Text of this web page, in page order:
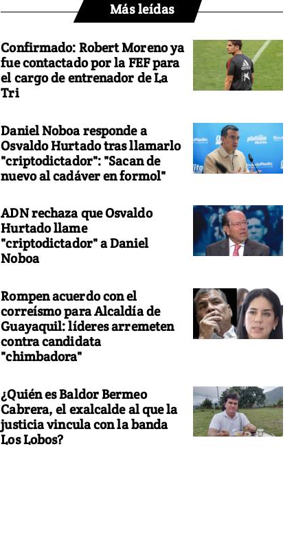
Más leídas
Confirmado: Robert Moreno ya
fue contactado por la FEF para
el cargo de entrenador de La
Tri
Daniel Noboa responde a
Osvaldo Hurtado tras llamarlo
"criptodictador": "Sacan de
nuevo al cadáver en formol"
ADN rechaza que Osvaldo
Hurtado llame
"criptodictador" a Daniel
Noboa
Rompen acuerdo con el
correísmo para Alcaldía de
Guayaquil: líderes arremeten
contra candidata
"chimbadora"
¿Quién es Baldor Bermeo
Cabrera, el exalcalde al que la
justicia vincula con la banda
Los Lobos?